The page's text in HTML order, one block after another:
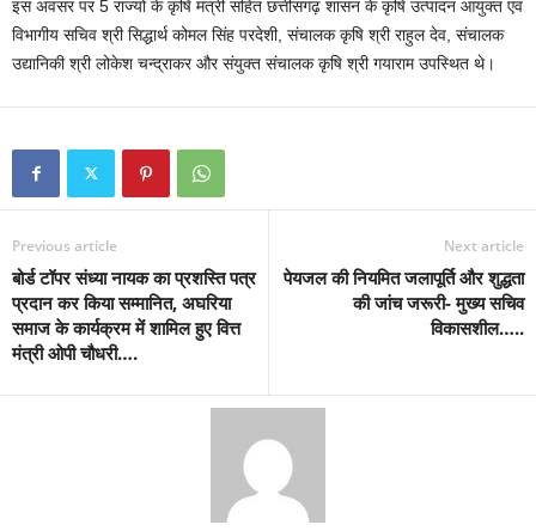
इस अवसर पर 5 राज्यों के कृषि मंत्री सहित छत्तीसगढ़ शासन के कृषि उत्पादन आयुक्त एवं
विभागीय सचिव श्री सिद्धार्थ कोमल सिंह परदेशी, संचालक कृषि श्री राहुल देव, संचालक
उद्यानिकी श्री लोकेश चन्द्राकर और संयुक्त संचालक कृषि श्री गयाराम उपस्थित थे।
Previous article
बोर्ड टॉपर संध्या नायक का प्रशस्ति पत्र
प्रदान कर किया सम्मानित, अघरिया
समाज के कार्यक्रम में शामिल हुए वित्त
मंत्री ओपी चौधरी….
Next article
पेयजल की नियमित जलापूर्ति और शुद्धता
की जांच जरूरी- मुख्य सचिव
विकासशील…..